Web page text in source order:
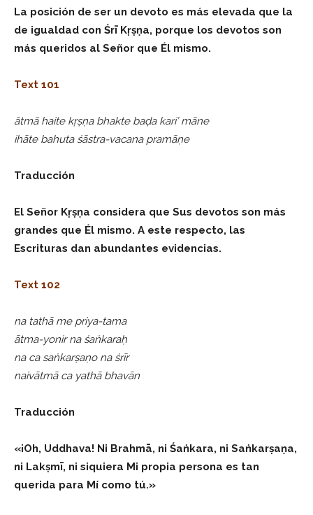
La posición de ser un devoto es más elevada que la
de igualdad con Śrī Kṛṣṇa, porque los devotos son
más queridos al Señor que Él mismo.
Text 101
ātmā haite kṛṣṇa bhakte baḍa kari’ māne
ihāte bahuta śāstra-vacana pramāṇe
Traducción
El Señor Kṛṣṇa considera que Sus devotos son más
grandes que Él mismo. A este respecto, las
Escrituras dan abundantes evidencias.
Text 102
na tathā me priya-tama
ātma-yonir na śaṅkaraḥ
na ca saṅkarṣaṇo na śrīr
naivātmā ca yathā bhavān
Traducción
«¡Oh, Uddhava! Ni Brahmā, ni Śaṅkara, ni Saṅkarṣaṇa,
ni Lakṣmī, ni siquiera Mi propia persona es tan
querida para Mí como tú.»